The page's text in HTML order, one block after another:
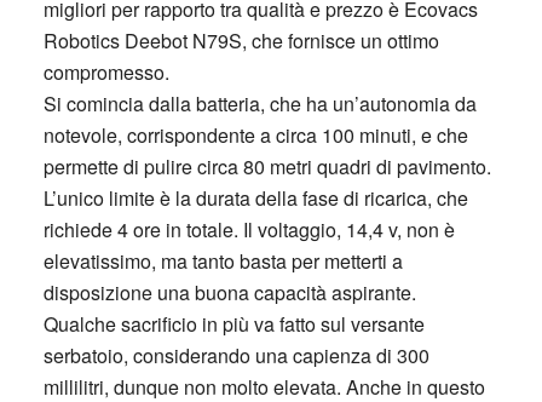
migliori per rapporto tra qualità e prezzo è Ecovacs
Robotics Deebot N79S, che fornisce un ottimo
compromesso.
Si comincia dalla batteria, che ha un’autonomia da
notevole, corrispondente a circa 100 minuti, e che
permette di pulire circa 80 metri quadri di pavimento.
L’unico limite è la durata della fase di ricarica, che
richiede 4 ore in totale. Il voltaggio, 14,4 v, non è
elevatissimo, ma tanto basta per metterti a
disposizione una buona capacità aspirante.
Qualche sacrificio in più va fatto sul versante
serbatoio, considerando una capienza di 300
millilitri, dunque non molto elevata. Anche in questo